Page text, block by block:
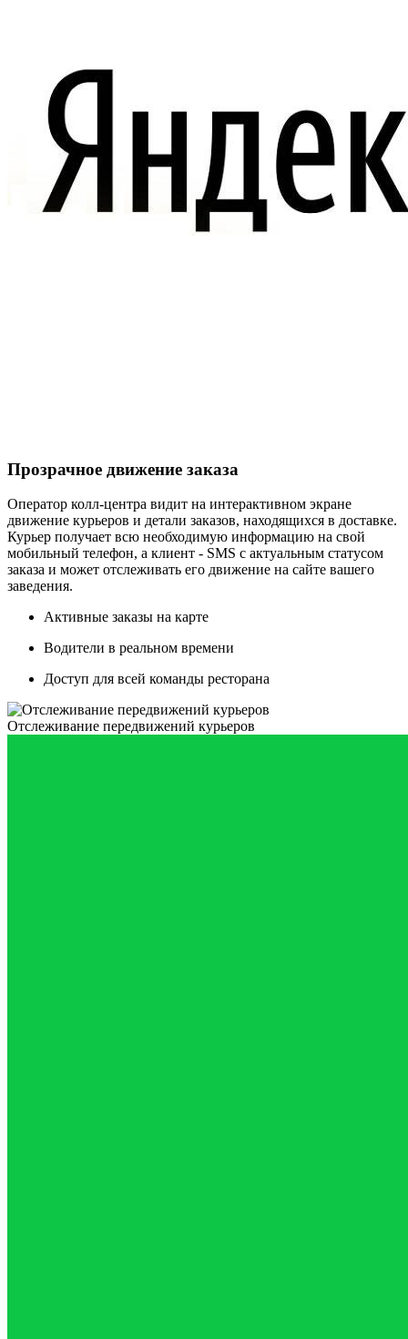
Прозрачное движение заказа
Оператор колл-центра видит на интерактивном экране
движение курьеров и детали заказов, находящихся в доставке.
Курьер получает всю необходимую информацию на свой
мобильный телефон, а клиент - SMS с актуальным статусом
заказа и может отслеживать его движение на сайте вашего
заведения.
Активные заказы на карте
Водители в реальном времени
Доступ для всей команды ресторана
Отслеживание передвижений курьеров